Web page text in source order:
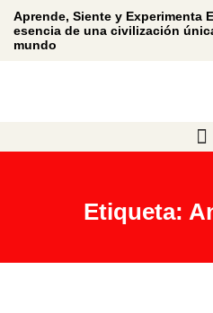
Aprende, Siente y Experimenta
esencia de una civilización
mundo
Etiqueta: